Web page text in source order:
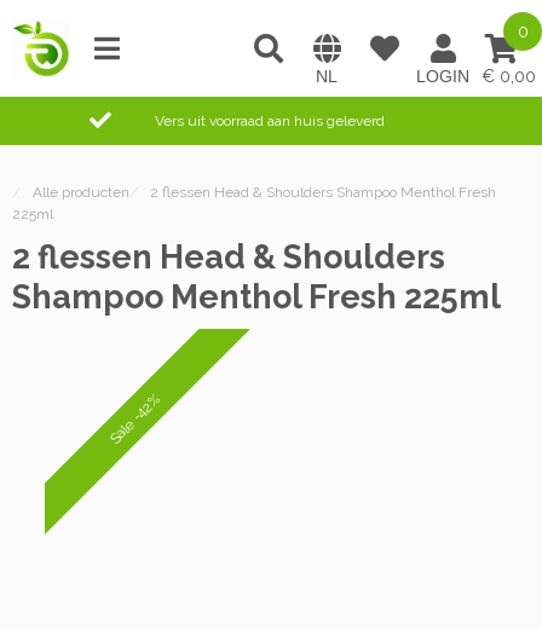
0,00
0
Vers uit voorraad aan huis geleverd
/ Alle producten /
2 flessen Head & Shoulders Shampoo Menthol Fresh
225ml
2 flessen Head & Shoulders
Shampoo Menthol Fresh 225ml
Sale -42%